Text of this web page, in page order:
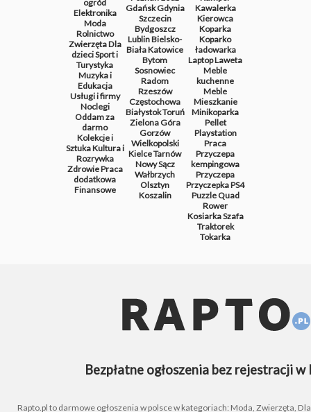
ogród
Elektronika
Moda
Rolnictwo
ZwierzętaDla
dzieciSport i
Turystyka
Muzyka i
Edukacja
Usługi i firmy
Noclegi
Oddam za
darmo
Kolekcje i
SztukaKultura i
Rozrywka
ZdrowiePraca
dodatkowa
Finansowe
GdańskGdynia
Szczecin
Bydgoszcz
LublinBielsko-
BiałaKatowice
Bytom
Sosnowiec
Radom
Rzeszów
Częstochowa
BiałystokToruń
Zielona Góra
Gorzów
Wielkopolski
KielceTarnów
Nowy Sącz
Wałbrzych
Olsztyn
Koszalin
Kawalerka
Kierowca
Koparka
Koparko
ładowarka
LaptopLaweta
Meble
kuchenne
Meble
Mieszkanie
Minikoparka
Pellet
Playstation
Praca
Przyczepa
kempingowa
Przyczepa
PrzyczepkaPS4
PuzzleQuad
Rower
KosiarkaSzafa
Traktorek
Tokarka
Bezpłatne ogłoszenia bez rejestracji w
Rapto.pl to darmowe ogłoszenia w polsce w kategoriach: Moda, Zwierzęta, Dla